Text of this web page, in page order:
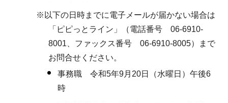
※以下の日時までに電子メールが届かない場合は
「ピピっとライン」（電話番号 06-6910-
8001、ファックス番号 06-6910-8005）まで
お問合せください。
事務職 令和5年9月20日（水曜日）午後6
時